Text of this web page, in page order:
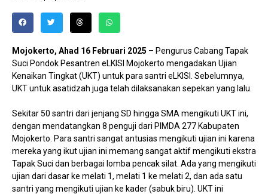
Mojokerto, Ahad 16 Februari 2025 – Pengurus Cabang Tapak
Suci Pondok Pesantren eLKISI Mojokerto mengadakan Ujian
Kenaikan Tingkat (UKT) untuk para santri eLKISI. Sebelumnya,
UKT untuk asatidzah juga telah dilaksanakan sepekan yang lalu.
Sekitar 50 santri dari jenjang SD hingga SMA mengikuti UKT ini,
dengan mendatangkan 8 penguji dari PIMDA 277 Kabupaten
Mojokerto. Para santri sangat antusias mengikuti ujian ini karena
mereka yang ikut ujian ini memang sangat aktif mengikuti ekstra
Tapak Suci dan berbagai lomba pencak silat. Ada yang mengikuti
ujian dari dasar ke melati 1, melati 1 ke melati 2, dan ada satu
santri yang mengikuti ujian ke kader (sabuk biru). UKT ini